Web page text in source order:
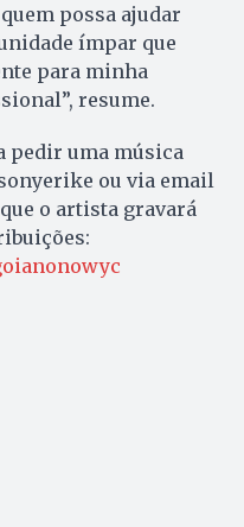
possa ajudar
ímpar que
para minha
resume.
pedir uma música
ou via email
o artista gravará